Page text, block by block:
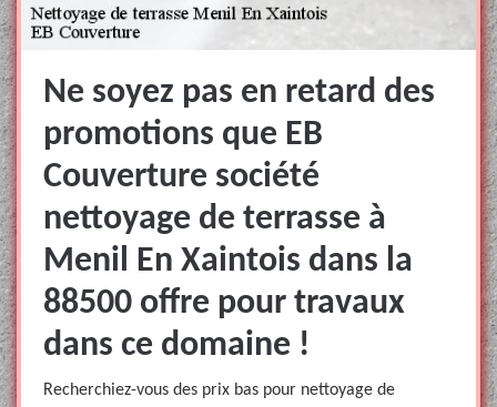
Ne soyez pas en retard des
promotions que EB
Couverture société
nettoyage de terrasse à
Menil En Xaintois dans la
88500 offre pour travaux
dans ce domaine !
Recherchiez-vous des prix bas pour nettoyage de